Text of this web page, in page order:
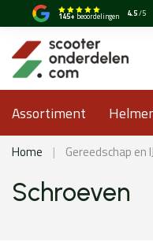
145+ beoordelingen 4.5/5
Assortiment
Home | Gereedschap en
Schroeven